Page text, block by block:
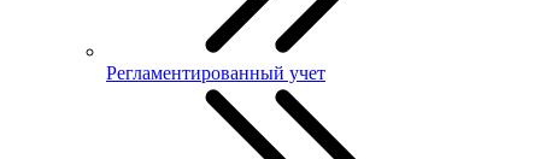
Регламентированный учет